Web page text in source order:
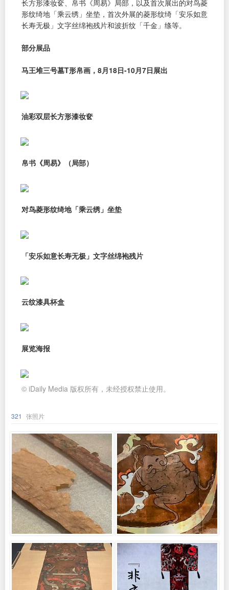
长方形漆妆奁、帛书《周易》局部，以及首次展出的对鸟菱
形纹绮地「乘云绣」坐垫，首次外展的菱形纹绮「安乐如意
长寿无极」文字丝绵袍残片和波折纹「千金」绦等。
部分展品
马王堆三号墓T形帛画，8月18日-10月7日展出
油彩双层长方形漆妆奁
帛书《周易》（局部）
对鸟菱形纹绮地「乘云绣」坐垫
「安乐如意长寿无极」文字丝绵袍残片
云纹漆具杯盒
展览海报
© iDaily Media 版权所有，未经授权禁止使用。
321 张照片